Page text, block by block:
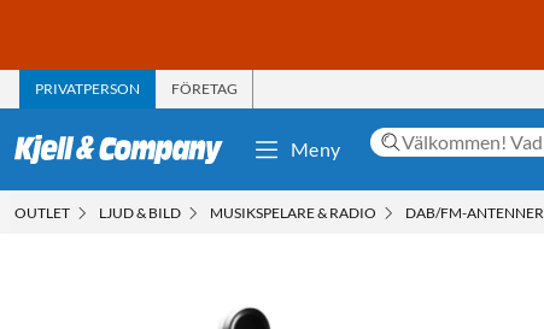
PRIVATPERSON FÖRETAG
Meny
OUTLET LJUD & BILD MUSIKSPELARE & RADIO DAB/FM-ANTENNER